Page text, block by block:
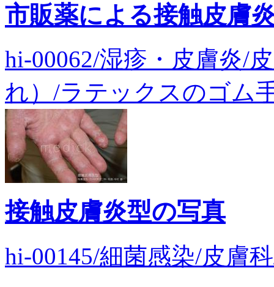
市販薬による接触皮膚
hi-00062/湿疹・皮膚炎/
れ）/ラテックスのゴム
接触皮膚炎型の写真
hi-00145/細菌感染/皮膚